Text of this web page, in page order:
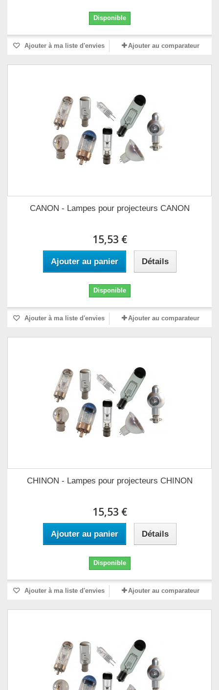
Disponible
Ajouter à ma liste d'envies Ajouter au comparateur
CANON - Lampes pour projecteurs CANON
15,53 €
Ajouter au panier Détails
Disponible
Ajouter à ma liste d'envies Ajouter au comparateur
CHINON - Lampes pour projecteurs CHINON
15,53 €
Ajouter au panier Détails
Disponible
Ajouter à ma liste d'envies Ajouter au comparateur